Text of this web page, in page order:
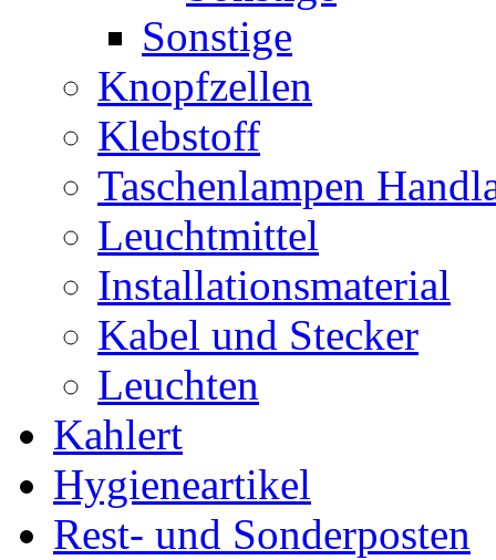
Sonstige
Knopfzellen
Klebstoff
Taschenlampen
Leuchtmittel
Installationsmaterial
Kabel und Stecker
Leuchten
Kahlert
Hygieneartikel
Rest- und Sonderposten